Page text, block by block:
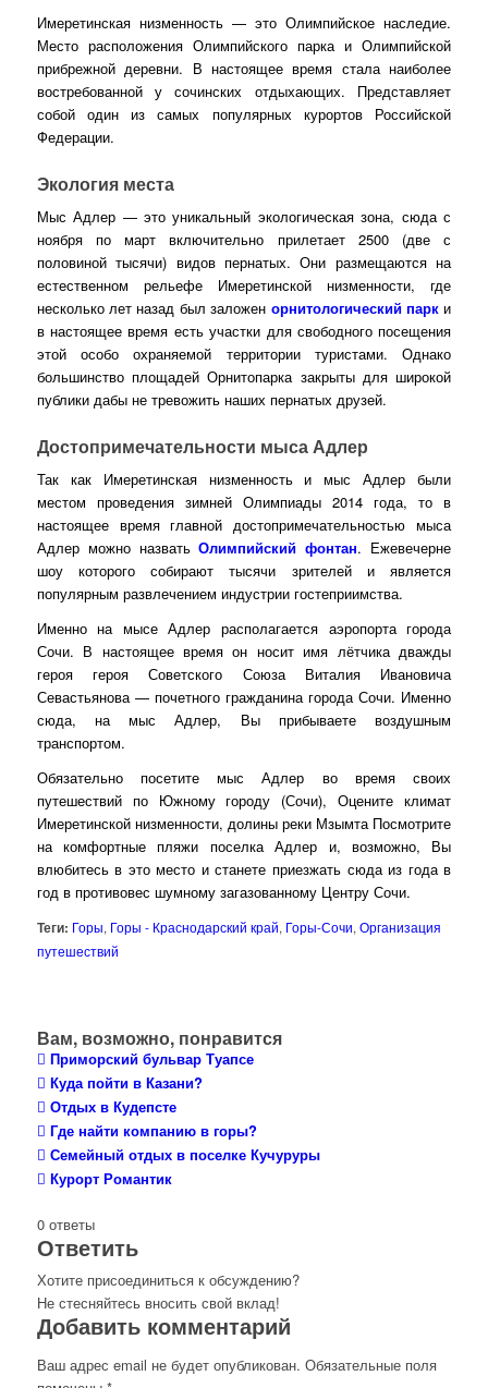
Имеретинская низменность — это Олимпийское наследие.
Место расположения Олимпийского парка и Олимпийской
прибрежной деревни. В настоящее время стала наиболее
востребованной у сочинских отдыхающих. Представляет
собой один из самых популярных курортов Российской
Федерации.
Экология места
Мыс Адлер — это уникальный экологическая зона, сюда с
ноября по март включительно прилетает 2500 (две с
половиной тысячи) видов пернатых. Они размещаются на
естественном рельефе Имеретинской низменности, где
несколько лет назад был заложен орнитологический парк и
в настоящее время есть участки для свободного посещения
этой особо охраняемой территории туристами. Однако
большинство площадей Орнитопарка закрыты для широкой
публики дабы не тревожить наших пернатых друзей.
Достопримечательности мыса Адлер
Так как Имеретинская низменность и мыс Адлер были
местом проведения зимней Олимпиады 2014 года, то в
настоящее время главной достопримечательностью мыса
Адлер можно назватьОлимпийский фонтан. Ежевечерне
шоу которого собирают тысячи зрителей и является
популярным развлечением индустрии гостеприимства.
Именно на мысе Адлер располагается аэропорта города
Сочи. В настоящее время он носит имя лётчика дважды
героя героя Советского Союза Виталия Ивановича
Севастьянова — почетного гражданина города Сочи. Именно
сюда, на мыс Адлер, Вы прибываете воздушным
транспортом.
Обязательно посетите мыс Адлер во время своих
путешествий по Южному городу (Сочи), Оцените климат
Имеретинской низменности, долины реки Мзымта Посмотрите
на комфортные пляжи поселка Адлер и, возможно, Вы
влюбитесь в это место и станете приезжать сюда из года в
год в противовес шумному загазованному Центру Сочи.
Теги: Горы, Горы - Краснодарский край, Горы-Сочи,Организация
путешествий
Вам, возможно, понравится
Приморский бульвар Туапсе
Куда пойти в Казани?
Отдых в Кудепсте
Где найти компанию в горы?
Семейный отдых в поселке Кучуруры
Курорт Романтик
0 ответы
Ответить
Хотите присоединиться к обсуждению?
Не стесняйтесь вносить свой вклад!
Добавить комментарий
Ваш адрес email не будет опубликован. Обязательные поля